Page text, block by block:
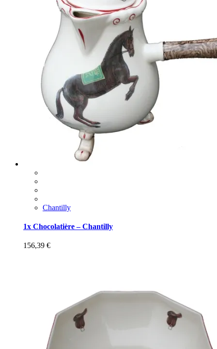
Chantilly
1x Chocolatière – Chantilly
156,39 €